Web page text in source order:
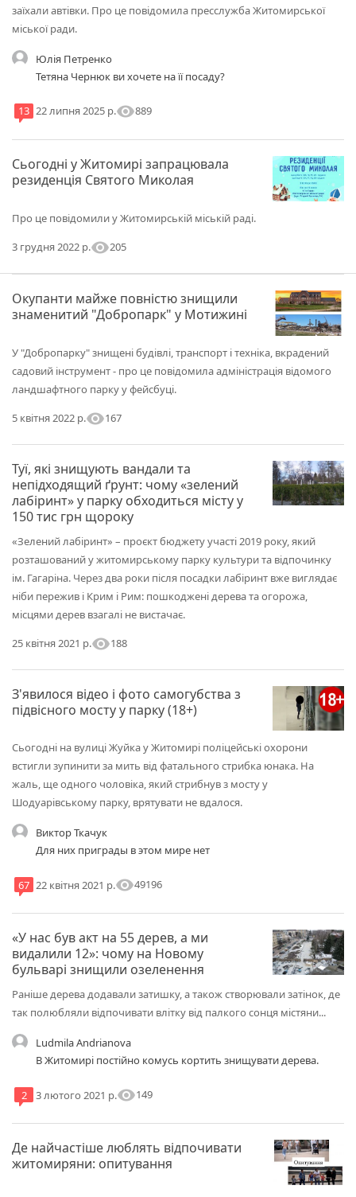
заїхали автівки. Про це повідомила пресслужба Житомирської
міської ради.
Юлія Петренко
Тетяна Чернюк ви хочете на її посаду?
13 22 липня 2025 р.visibility889
Сьогодні у Житомирі запрацювала
резиденція Святого Миколая
Про це повідомили у Житомирській міській раді.
3 грудня 2022 р.visibility205
Окупанти майже повністю знищили
знаменитий "Добропарк" у Мотижині
У "Добропарку" знищені будівлі, транспорт і техніка, вкрадений
садовий інструмент - про це повідомила адміністрація відомого
ландшафтного парку у фейсбуці.
5 квітня 2022 р.visibility167
Туї, які знищують вандали та
непідходящий ґрунт: чому «зелений
лабіринт» у парку обходиться місту у
150 тис грн щороку
«Зелений лабіринт» – проєкт бюджету участі 2019 року, який
розташований у житомирському парку культури та відпочинку
ім. Гагаріна. Через два роки після посадки лабіринт вже виглядає
ніби пережив і Крим і Рим: пошкоджені дерева та огорожа,
місцями дерев взагалі не вистачає.
25 квітня 2021 р.visibility188
З'явилося відео і фото самогубства з
підвісного мосту у парку (18+)
Сьогодні на вулиці Жуйка у Житомирі поліцейські охорони
встигли зупинити за мить від фатального стрибка юнака. На
жаль, ще одного чоловіка, який стрибнув з мосту у
Шодуарівському парку, врятувати не вдалося.
Виктор Ткачук
Для них приграды в этом мире нет
67 22 квітня 2021 р.visibility49196
«У нас був акт на 55 дерев, а ми
видалили 12»: чому на Новому
бульварі знищили озеленення
Раніше дерева додавали затишку, а також створювали затінок, де
так полюбляли відпочивати влітку від палкого сонця містяни...
Ludmila Andrianova
В Житомирі постійно комусь кортить знищувати дерева.
2 3 лютого 2021 р.visibility149
Де найчастіше люблять відпочивати
житомиряни: опитування